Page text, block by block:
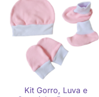
Kit Gorro, Luva e